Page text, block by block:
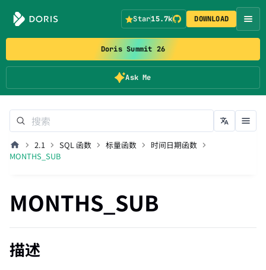
Doris Summit 26
Ask Me
Star15.7k DOWNLOAD
2.1 SQL 函数 标量函数
时间日期函数
MONTHS_SUB
MONTHS_SUB
描述